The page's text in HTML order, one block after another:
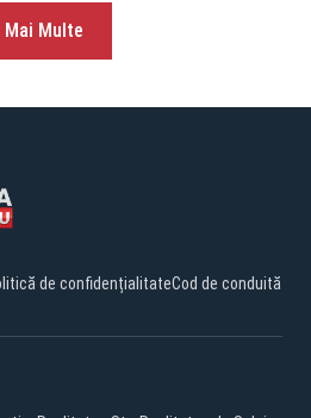
Mai Multe
de confidențialitateCod de conduită